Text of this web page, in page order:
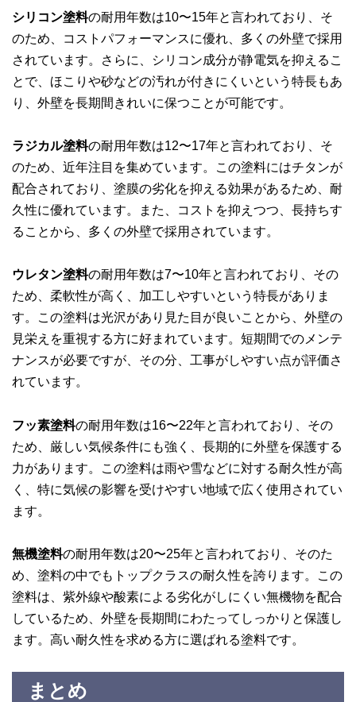
シリコン塗料の耐用年数は10〜15年と言われており、そ
のため、コストパフォーマンスに優れ、多くの外壁で採用
されています。さらに、シリコン成分が静電気を抑えるこ
とで、ほこりや砂などの汚れが付きにくいという特長もあ
り、外壁を長期間きれいに保つことが可能です。
ラジカル塗料の耐用年数は12〜17年と言われており、そ
のため、近年注目を集めています。この塗料にはチタンが
配合されており、塗膜の劣化を抑える効果があるため、耐
久性に優れています。また、コストを抑えつつ、長持ちす
ることから、多くの外壁で採用されています。
ウレタン塗料の耐用年数は7〜10年と言われており、その
ため、柔軟性が高く、加工しやすいという特長がありま
す。この塗料は光沢があり見た目が良いことから、外壁の
見栄えを重視する方に好まれています。短期間でのメンテ
ナンスが必要ですが、その分、工事がしやすい点が評価さ
れています。
フッ素塗料の耐用年数は16〜22年と言われており、その
ため、厳しい気候条件にも強く、長期的に外壁を保護する
力があります。この塗料は雨や雪などに対する耐久性が高
く、特に気候の影響を受けやすい地域で広く使用されてい
ます。
無機塗料の耐用年数は20〜25年と言われており、そのた
め、塗料の中でもトップクラスの耐久性を誇ります。この
塗料は、紫外線や酸素による劣化がしにくい無機物を配合
しているため、外壁を長期間にわたってしっかりと保護し
ます。高い耐久性を求める方に選ばれる塗料です。
まとめ